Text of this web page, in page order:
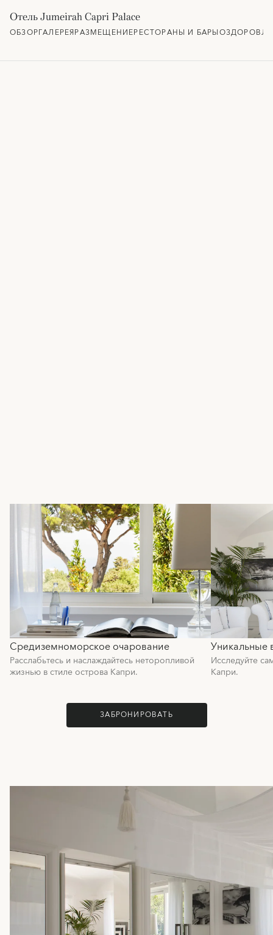
Отель Jumeirah Capri Palace
ОБЗОРГАЛЕРЕЯРАЗМЕЩЕНИЕРЕСТОРАНЫ И БАРЫ
Средиземноморское очарование
Расслабьтесь и наслаждайтесь неторопливой
жизнью в стиле острова Капри.
Уникальные
Исследуйте
Капри.
ЗАБРОНИРОВАТЬ